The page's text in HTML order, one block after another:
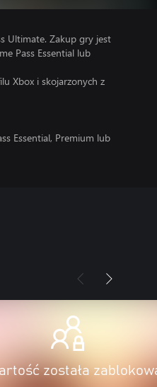
Ultimate. Zakup gry jest
Pass Essential lub
Xbox i skojarzonych z
Essential, Premium lub
została